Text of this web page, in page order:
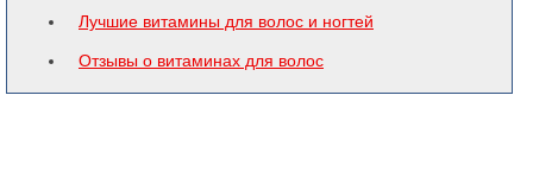
Лучшие витамины для волос и ногтей
Отзывы о витаминах для волос